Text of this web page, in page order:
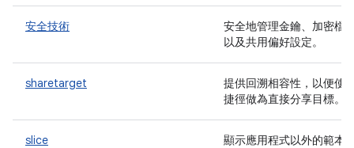
安全技術
安全地管理金鑰、加密檔
以及共用偏好設定。
sharetarget
提供回溯相容性，以便使
捷徑做為直接分享目標。
slice
顯示應用程式以外的範本